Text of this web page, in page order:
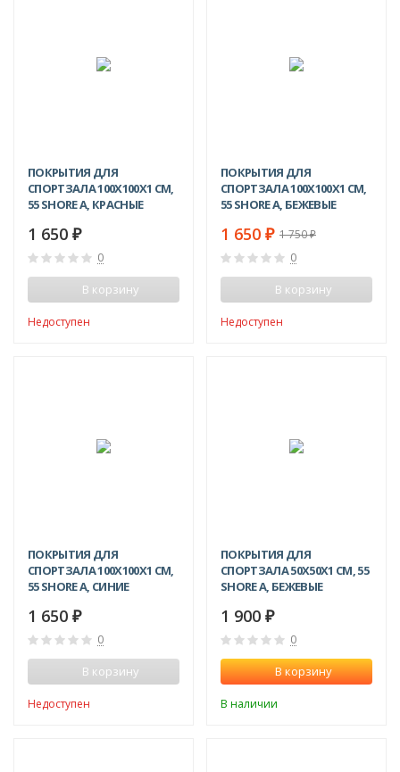
ПОКРЫТИЯ ДЛЯ
СПОРТЗАЛА 100Х100X1 СМ,
55 SHORE A, КРАСНЫЕ
1 650 ₽
0
В корзину
Недоступен
ПОКРЫТИЯ ДЛЯ
СПОРТЗАЛА 100Х100X1 СМ,
55 SHORE A, БЕЖЕВЫЕ
1 650 ₽ 1 750₽
0
В корзину
Недоступен
ПОКРЫТИЯ ДЛЯ
СПОРТЗАЛА 100Х100X1 СМ,
55 SHORE A, СИНИЕ
1 650 ₽
0
В корзину
Недоступен
ПОКРЫТИЯ ДЛЯ
СПОРТЗАЛА 50Х50X1 СМ, 55
SHORE A, БЕЖЕВЫЕ
1 900 ₽
0
В корзину
В наличии